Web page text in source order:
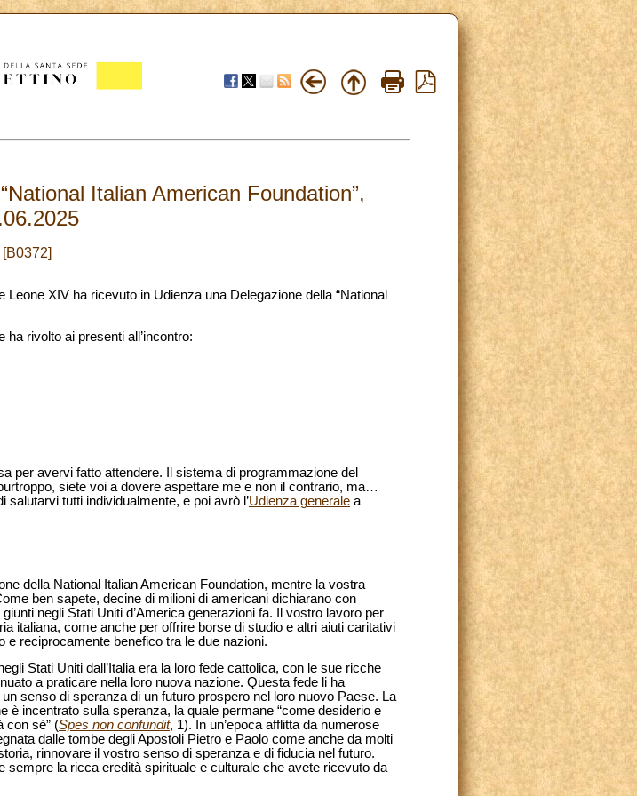
Italian American Foundation”,
[B0372]
Leone XIV ha ricevuto in Udienza una Delegazione della “National
rivolto ai presenti all’incontro:
per avervi fatto attendere. Il sistema di programmazione del
siete voi a dovere aspettare me e non il contrario, ma…
tutti individualmente, e poi avrò l’Udienza generale a
della National Italian American Foundation, mentre la vostra
ben sapete, decine di milioni di americani dichiarano con
negli Stati Uniti d’America generazioni fa. Il vostro lavoro per
italiana, come anche per offrire borse di studio e altri aiuti caritativi
reciprocamente benefico tra le due nazioni.
Stati Uniti dall’Italia era la loro fede cattolica, con le sue ricche
a praticare nella loro nuova nazione. Questa fede li ha
senso di speranza di un futuro prospero nel loro nuovo Paese. La
è incentrato sulla speranza, la quale permane “come desiderio e
con sé” (Spes non confundit, 1). In un’epoca afflitta da numerose
dalle tombe degli Apostoli Pietro e Paolo come anche da molti
rinnovare il vostro senso di speranza e di fiducia nel futuro.
la ricca eredità spirituale e culturale che avete ricevuto da